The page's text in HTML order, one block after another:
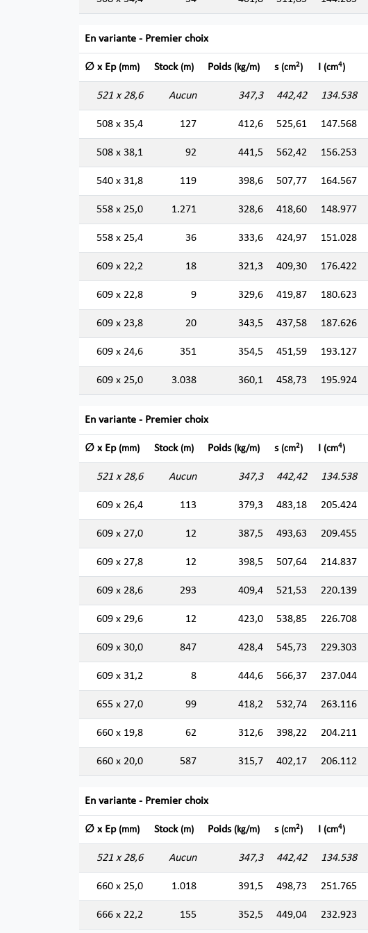
En variante - Premier choix
∅ x Ep (mm) Stock (m) Poids (kg/m) s (cm2) I (cm4)
521 x 28,6 Aucun 347,3 442,42 134.538
508 x 35,4 127 412,6 525,61 147.568
508 x 38,1 92 441,5 562,42 156.253
540 x 31,8 119 398,6 507,77 164.567
558 x 25,0 1.271 328,6 418,60 148.977
558 x 25,4 36 333,6 424,97 151.028
609 x 22,2 18 321,3 409,30 176.422
609 x 22,8 9 329,6 419,87 180.623
609 x 23,8 20 343,5 437,58 187.626
609 x 24,6 351 354,5 451,59 193.127
609 x 25,0 3.038 360,1 458,73 195.924
En variante - Premier choix
∅ x Ep (mm) Stock (m) Poids (kg/m) s (cm2) I (cm4)
521 x 28,6 Aucun 347,3 442,42 134.538
609 x 26,4 113 379,3 483,18 205.424
609 x 27,0 12 387,5 493,63 209.455
609 x 27,8 12 398,5 507,64 214.837
609 x 28,6 293 409,4 521,53 220.139
609 x 29,6 12 423,0 538,85 226.708
609 x 30,0 847 428,4 545,73 229.303
609 x 31,2 8 444,6 566,37 237.044
655 x 27,0 99 418,2 532,74 263.116
660 x 19,8 62 312,6 398,22 204.211
660 x 20,0 587 315,7 402,17 206.112
En variante - Premier choix
∅ x Ep (mm) Stock (m) Poids (kg/m) s (cm2) I (cm4)
521 x 28,6 Aucun 347,3 442,42 134.538
660 x 25,0 1.018 391,5 498,73 251.765
666 x 22,2 155 352,5 449,04 232.923